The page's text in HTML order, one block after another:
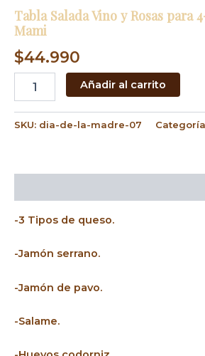
Tabla Salada Vino y Rosas para
Mami
$44.990
Feliz
Dia
Mami
cantidad
Añadir al carrito
SKU: dia-de-la-madre-07
-3 Tipos de queso.
-Jamón serrano.
-Jamón de pavo.
-Salame.